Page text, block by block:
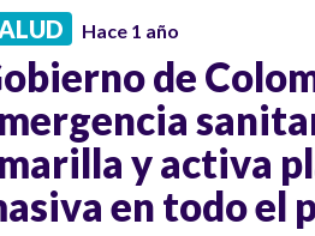
Hace 1 año
de
y activa
en todo el